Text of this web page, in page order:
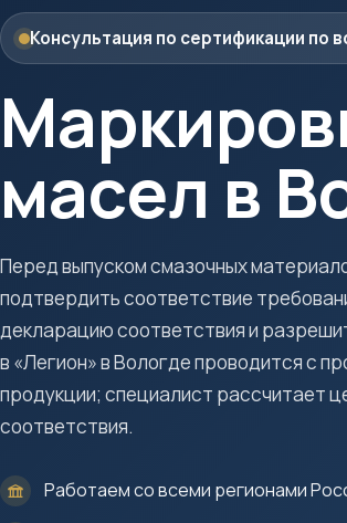
Консультация по сертификации по
масел в
Перед выпуском смазочных
подтвердить соответствие
декларацию соответствия и
в «Легион» в Вологде проводится с
продукции; специалист рассчитает
соответствия.
Работаем со всеми регионами